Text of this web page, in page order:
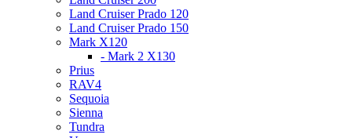
Land Cruiser Prado 120
Land Cruiser Prado 150
Mark X120
- Mark 2 X130
Prius
RAV4
Sequoia
Sienna
Tundra